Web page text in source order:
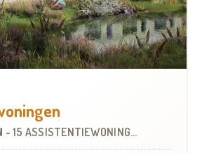
- 15 ASSISTENTIEWONINGEN